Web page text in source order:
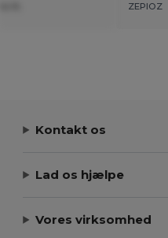
ZEPIOZ
Kontakt os
Lad os hjælpe
Vores virksomhed